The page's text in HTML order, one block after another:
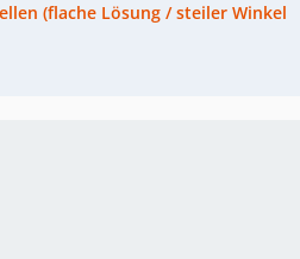
(flache Lösung / steiler Winkel